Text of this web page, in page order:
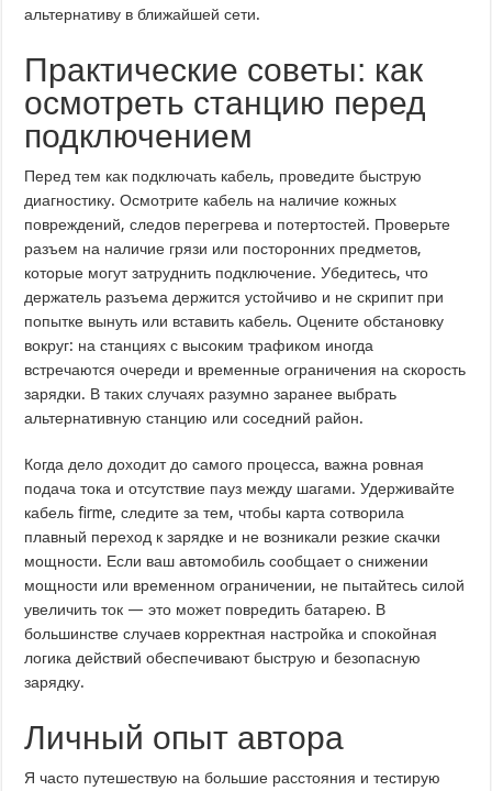
альтернативу в ближайшей сети.
Практические советы: как
осмотреть станцию перед
подключением
Перед тем как подключать кабель, проведите быструю
диагностику. Осмотрите кабель на наличие кожных
повреждений, следов перегрева и потертостей. Проверьте
разъем на наличие грязи или посторонних предметов,
которые могут затруднить подключение. Убедитесь, что
держатель разъема держится устойчиво и не скрипит при
попытке вынуть или вставить кабель. Оцените обстановку
вокруг: на станциях с высоким трафиком иногда
встречаются очереди и временные ограничения на скорость
зарядки. В таких случаях разумно заранее выбрать
альтернативную станцию или соседний район.
Когда дело доходит до самого процесса, важна ровная
подача тока и отсутствие пауз между шагами. Удерживайте
кабель firme, следите за тем, чтобы карта сотворила
плавный переход к зарядке и не возникали резкие скачки
мощности. Если ваш автомобиль сообщает о снижении
мощности или временном ограничении, не пытайтесь силой
увеличить ток — это может повредить батарею. В
большинстве случаев корректная настройка и спокойная
логика действий обеспечивают быструю и безопасную
зарядку.
Личный опыт автора
Я часто путешествую на большие расстояния и тестирую